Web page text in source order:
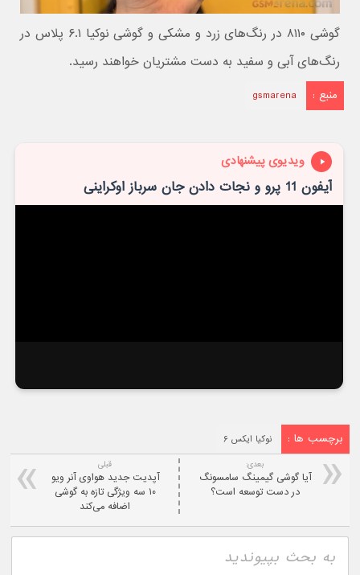
گوشی ۸۱۱۰ در رنگ‌های زرد و مشکی و گوشی نوکیا ۶.۱ پلاس در
رنگ‌های آبی و سفید به دست مشتریان خواهند رسید.
منبع : gsmarena
ویدیوی پیشنهادی
آیفون 11 پرو و نجات دادن جان سرباز اوکراینی
برچسب ها : نوکیا ایکس ۶
قبلی
آپدیت جدید هواوی آنر ویو
۱۰ سه ویژگی تازه به گوشی
اضافه می‌کند
بعدی:
آیا گوشی گیمینگ سامسونگ
در دست توسعه است؟